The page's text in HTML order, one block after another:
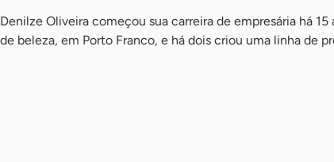
Denilze Oliveira começou sua carreira de empresária há 15
de beleza, em Porto Franco, e há dois criou uma linha de